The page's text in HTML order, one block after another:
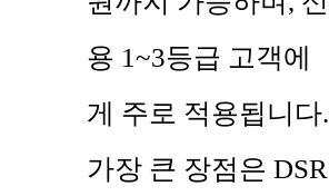
용 1~3등급 고객에
게 주로 적용됩니다.
가장 큰 장점은 DSR